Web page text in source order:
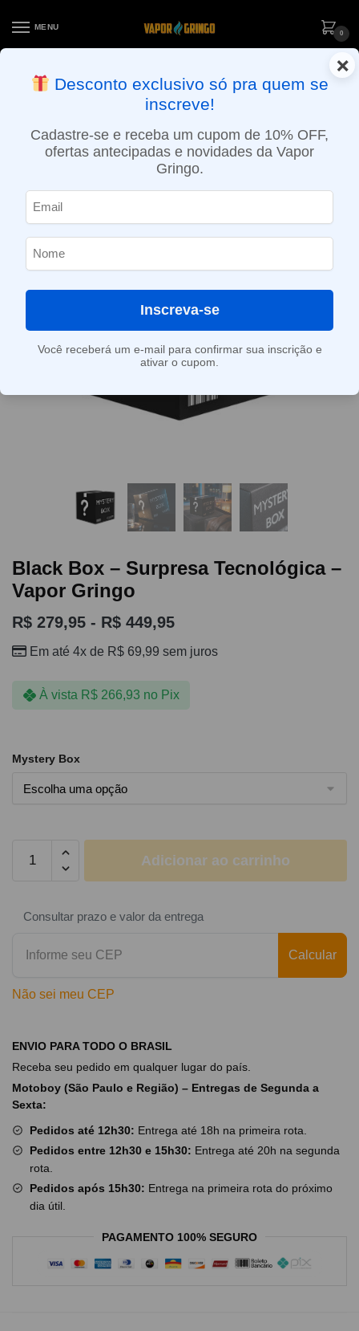
MENU
0
ENTREGA NO MESMO DIA EM SÃO PAULO (SEG A SEX): PEDIDOS
APROVADOS ATÉ 15:30 VIA MOTOBOY
Black Box – Surpresa Tecnológica –
Vapor Gringo
R$ 279,95 - R$ 449,95
Em até 4x de R$ 69,99 sem juros
À vista R$266,93 no Pix
Mystery Box
Adicionar ao carrinho
Consultar prazo e valor da entrega
Calcular
Não sei meu CEP
ENVIO PARA TODO O BRASIL
Receba seu pedido em qualquer lugar do país.
Motoboy (São Paulo e Região) – Entregas de Segunda a
Sexta:
Pedidos até 12h30: Entrega até 18h na primeira rota.
Pedidos entre 12h30 e 15h30: Entrega até 20h na segunda
rota.
Pedidos após 15h30: Entrega na primeira rota do próximo
dia útil.
PAGAMENTO 100% SEGURO
×
Desconto exclusivo só pra quem se
inscreve!
Cadastre-se e receba um cupom de 10% OFF,
ofertas antecipadas e novidades da Vapor
Gringo.
Inscreva-se
Você receberá um e-mail para confirmar sua inscrição e
ativar o cupom.